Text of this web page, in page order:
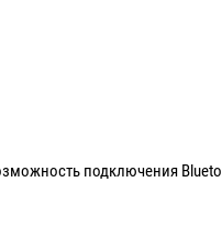
подключения